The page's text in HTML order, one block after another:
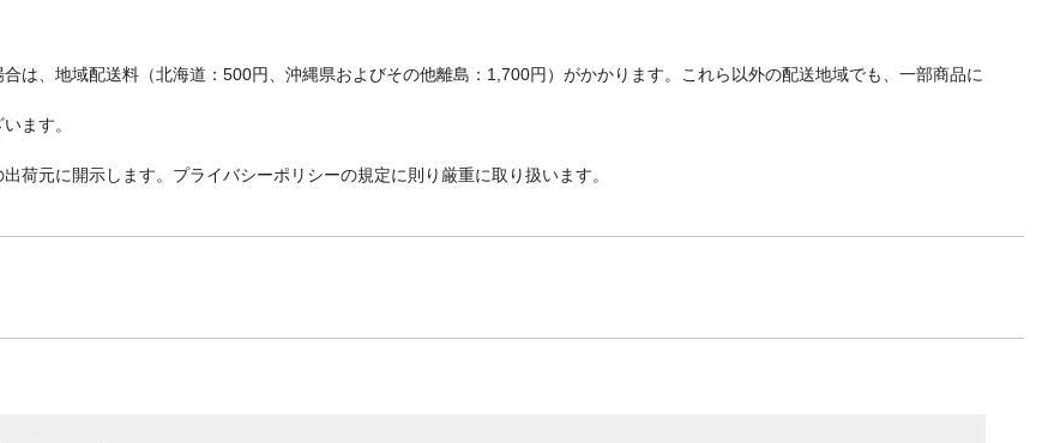
は、地域配送料（北海道：500円、沖縄県およびその他離島：1,700円）がかかります。これら以外の配送地域でも、一部商品に
ます。
荷元に開示します。プライバシーポリシーの規定に則り厳重に取り扱います。